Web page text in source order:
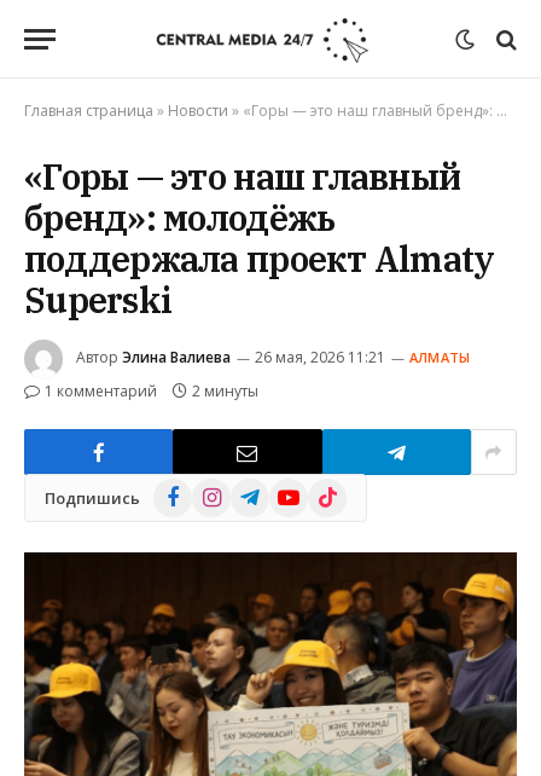
Главная страница » Новости » «Горы — это наш главный бренд»: молодёжь поддержала проект Almaty Superski
«Горы — это наш главный
бренд»: молодёжь
поддержала проект Almaty
Superski
Автор Элина Валиева 26 мая, 2026 11:21 АЛМАТЫ
1 комментарий 2 минуты
Подпишись FacebookInstagramTelegramYouTube
TikTok